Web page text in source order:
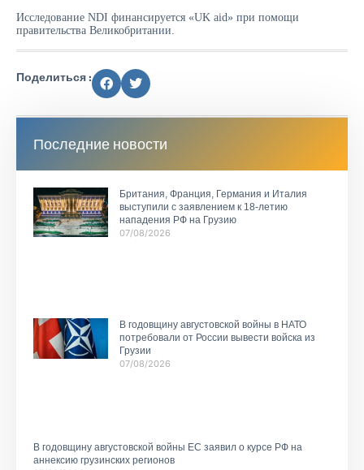
Исследование NDI финансируется «UK aid» при помощи
правительства Великобритании.
Поделиться :
Последние новости
Британия, Франция, Германия и Италия
выступили с заявлением к 18-летию
нападения РФ на Грузию
07/08/2026
В годовщину августовской войны в НАТО
потребовали от России вывести войска из
Грузии
07/08/2026
В годовщину августовской войны ЕС заявил о курсе РФ на
аннексию грузинских регионов